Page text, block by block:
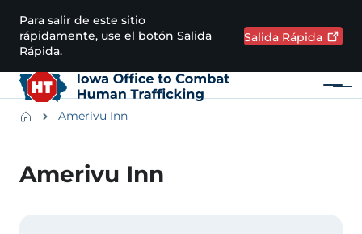
Pasar al contenido principal
Para salir de este sitio
rápidamente, use el botón Salida
Rápida.
Salida Rápida
Menú
Breadcrumbs
Amerivu Inn
Amerivu Inn